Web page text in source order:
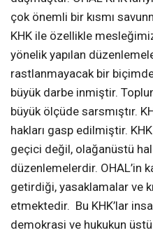
çok önemli bir kısmı
KHK ile özellikle
yönelik yapılan
rastlanmayacak bir
büyük darbe inmiştir.
büyük ölçüde sarsmıştır.
hakları gasp edilmiştir.
geçici değil, olağanüstü hal
düzenlemelerdir. OHAL’in
getirdiği, yasaklamalar ve
etmektedir. Bu KHK’lar
demokrasi ve hukukun